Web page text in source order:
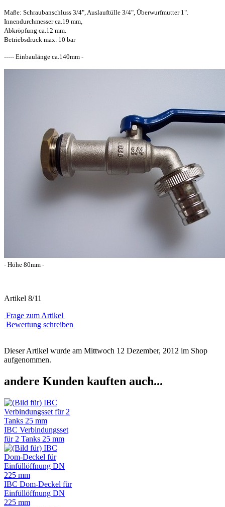
Maße: Schraubanschluss 3/4", Auslauftülle 3/4", Überwurfmutter 1".
Innendurchmesser ca.19 mm,
Abkröpfung ca.12 mm.
Betriebsdruck max. 10 bar
----- Einbaulänge ca.140mm -
- Höhe 80mm -
Artikel 8/11
Frage zum Artikel
Bewertung schreiben
Dieser Artikel wurde am Mittwoch 12 Dezember, 2012 im Shop
aufgenommen.
andere Kunden kauften auch...
IBC Verbindungsset
für 2 Tanks 25 mm
IBC Dom-Deckel für
Einfüllöffnung DN
225 mm